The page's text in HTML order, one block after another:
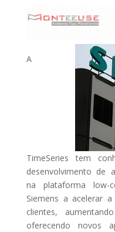
A
TimeSeries tem
desenvolvimento de
na plataforma low-
Siemens a acelerar
clientes,
oferecendo novos